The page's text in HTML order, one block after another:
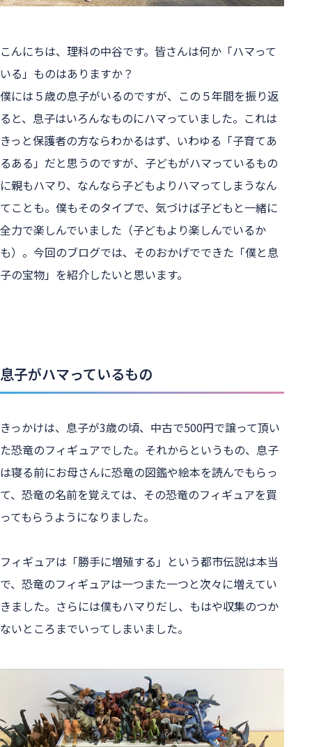
こんにちは、理科の中谷です。皆さんは何か「ハマって
いる」ものはありますか？
僕には５歳の息子がいるのですが、この５年間を振り返
ると、息子はいろんなものにハマっていました。これは
きっと保護者の方ならわかるはず、いわゆる「子育てあ
るある」だと思うのですが、子どもがハマっているもの
に親もハマり、なんなら子どもよりハマってしまうなん
てことも。 僕もそのタイプで、気づけば子どもと一緒に
全力で楽しんでいました（子どもより楽しんでいるか
も）。今回のブログでは、そのおかげでできた「僕と息
子の宝物」を紹介したいと思います。
息子がハマっているもの
きっかけは、息子が3歳の頃、中古で500円で譲って頂い
た恐竜のフィギュアでした。それからというもの、息子
は寝る前にお母さんに恐竜の図鑑や絵本を読んでもらっ
て、恐竜の名前を覚えては、その恐竜のフィギュアを買
ってもらうようになりました。
フィギュアは「勝手に増殖する」という都市伝説は本当
で、恐竜のフィギュアは一つまた一つと次々に増えてい
きました。さらには僕もハマりだし、もはや収集のつか
ないところまでいってしまいました。